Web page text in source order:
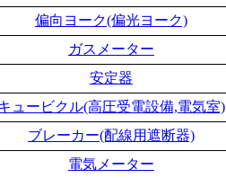
偏向ヨーク(偏光ヨーク)
ガスメーター
安定器
ュービクル(高圧受電設備,電気室)
ブレーカー(配線用遮断器)
電気メーター